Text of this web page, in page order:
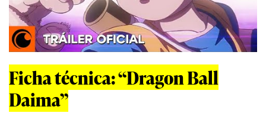
Ficha técnica: “Dragon Ball
Daima”